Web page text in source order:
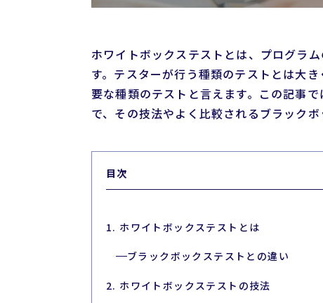
ホワイトボックステストとは、プログラ
す。テスターが行う種類のテストとは大
要な種類のテストと言えます。この記事
で、その技法やよく比較されるブラック
目次
1. ホワイトボックステストとは
ブラックボックステストとの違い
2. ホワイトボックステストの技法